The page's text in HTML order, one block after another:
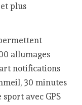
plus
allumages
notifications
30 minutes
avec GPS